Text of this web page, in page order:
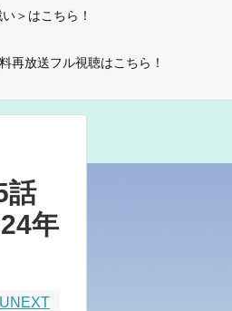
＞はこちら！
再放送フル視聴はこちら！
話
年
UNEXT